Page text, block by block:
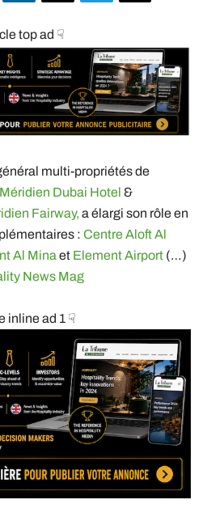
top ad ☟
multi-propriétés de
Méridien Dubai Hotel &
Fairway, a élargi son rôle en
: Centre Aloft Al
Al Mina et Element Airport (…)
News Mag
inline ad 1 ☟